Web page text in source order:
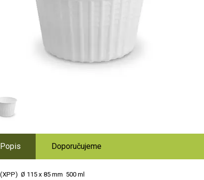
Popis Doporučujeme
(XPP) Ø 115 x 85 mm 500 ml